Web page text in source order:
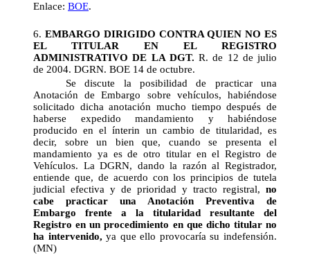
Enlace: BOE.
6. EMBARGO DIRIGIDO CONTRA QUIEN NO ES
EL TITULAR EN EL REGISTRO
ADMINISTRATIVO DE LA DGT. R. de 12 de julio
de 2004. DGRN. BOE 14 de octubre.
Se discute la posibilidad de practicar una
Anotación de Embargo sobre vehículos, habiéndose
solicitado dicha anotación mucho tiempo después de
haberse expedido mandamiento y habiéndose
producido en el ínterin un cambio de titularidad, es
decir, sobre un bien que, cuando se presenta el
mandamiento ya es de otro titular en el Registro de
Vehículos. La DGRN, dando la razón al Registrador,
entiende que, de acuerdo con los principios de tutela
judicial efectiva y de prioridad y tracto registral, no
cabe practicar una Anotación Preventiva de
Embargo frente a la titularidad resultante del
Registro en un procedimiento en que dicho titular no
ha intervenido,ya que ello provocaría su indefensión.
(MN)